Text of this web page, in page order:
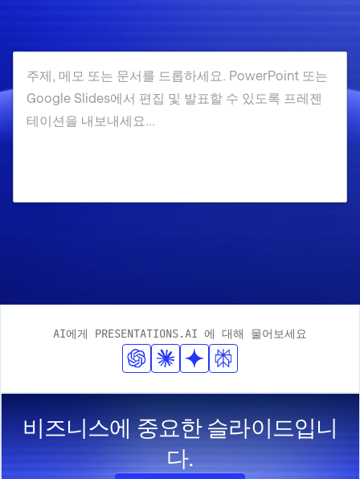
AI에게 PRESENTATIONS.AI 에 대해 물어보세요
비즈니스에 중요한 슬라이드입니
다.